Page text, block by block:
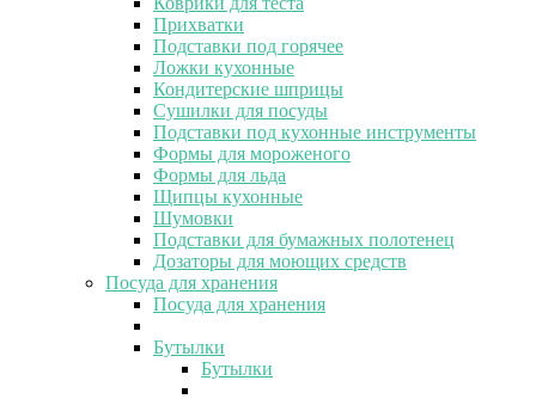
Прихватки
Подставки под горячее
Ложки кухонные
Кондитерские шприцы
Сушилки для посуды
Подставки под кухонные инструменты
Формы для мороженого
Формы для льда
Щипцы кухонные
Шумовки
Подставки для бумажных полотенец
Дозаторы для моющих средств
Посуда для хранения
Посуда для хранения
Бутылки
Бутылки